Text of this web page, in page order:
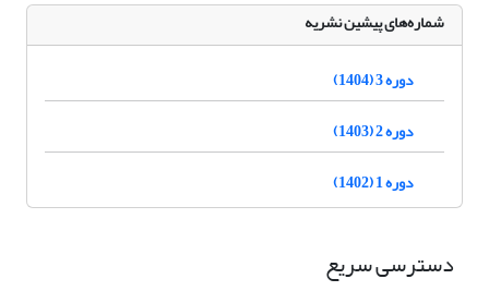
شماره‌های پیشین نشریه
دوره 3 (1404)
دوره 2 (1403)
دوره 1 (1402)
دسترسی سریع